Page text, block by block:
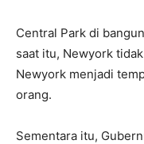
Central Park di
saat itu, Newyork
Newyork menjadi
orang.
Sementara itu,